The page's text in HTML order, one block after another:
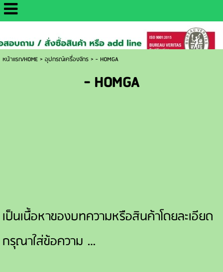
http://www.daisaemetrology.co.th/
หน้าแรก/HOME> อุปกรณ์เครื่องจักร> - HOMGA
- HOMGA
เป็นเนื้อหาของบทความหรือสินค้าโดยละเอียด
กรุณาใส่ข้อความ …